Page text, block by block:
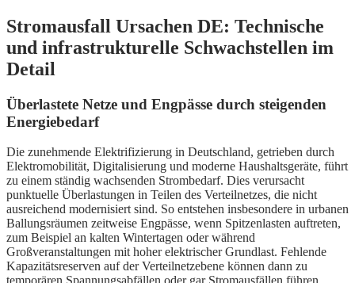
Stromausfall Ursachen DE: Technische
und infrastrukturelle Schwachstellen im
Detail
Überlastete Netze und Engpässe durch steigenden
Energiebedarf
Die zunehmende Elektrifizierung in Deutschland, getrieben durch
Elektromobilität, Digitalisierung und moderne Haushaltsgeräte, führt
zu einem ständig wachsenden Strombedarf. Dies verursacht
punktuelle Überlastungen in Teilen des Verteilnetzes, die nicht
ausreichend modernisiert sind. So entstehen insbesondere in urbanen
Ballungsräumen zeitweise Engpässe, wenn Spitzenlasten auftreten,
zum Beispiel an kalten Wintertagen oder während
Großveranstaltungen mit hoher elektrischer Grundlast. Fehlende
Kapazitätsreserven auf der Verteilnetzebene können dann zu